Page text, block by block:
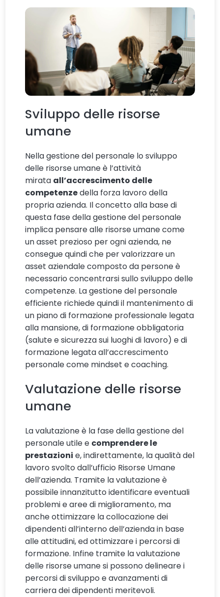
Sviluppo delle risorse
umane
Nella gestione del personale lo sviluppo
delle risorse umane è l’attività
mirata all’accrescimento delle
competenzedella forza lavoro della
propria azienda. Il concetto alla base di
questa fase della gestione del personale
implica pensare alle risorse umane come
un asset prezioso per ogni azienda, ne
consegue quindi che per valorizzare un
asset aziendale composto da persone è
necessario concentrarsi sullo sviluppo delle
competenze. La gestione del personale
efficiente richiede quindi il mantenimento di
un piano di formazione professionale legata
alla mansione, di formazione obbligatoria
(salute e sicurezza sui luoghi di lavoro) e di
formazione legata all’accrescimento
personale come mindset e coaching.
Valutazione delle risorse
umane
La valutazione è la fase della gestione del
personale utile e comprendere le
prestazioni e, indirettamente, la qualità del
lavoro svolto dall’ufficio Risorse Umane
dell’azienda. Tramite la valutazione è
possibile innanzitutto identificare eventuali
problemi e aree di miglioramento, ma
anche ottimizzare la collocazione dei
dipendenti all’interno dell’azienda in base
alle attitudini, ed ottimizzare i percorsi di
formazione. Infine tramite la valutazione
delle risorse umane si possono delineare i
percorsi di sviluppo e avanzamenti di
carriera dei dipendenti meritevoli.